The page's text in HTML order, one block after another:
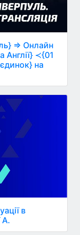
⇒ Онлайн
Англії} ≺{01
на
в
А.